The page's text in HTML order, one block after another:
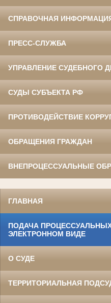
СПРАВОЧНАЯ
ПРЕСС-СЛУЖБА
УПРАВЛЕНИЕ СУДЕБНОГО
СУДЫ СУБЪЕКТА РФ
ПРОТИВОДЕЙСТВИЕ
ОБРАЩЕНИЯ ГРАЖДАН
ВНЕПРОЦЕССУАЛЬНЫЕ
ГЛАВНАЯ
ПОДАЧА
ЭЛЕКТРОННОМ ВИДЕ
О СУДЕ
ТЕРРИТОРИАЛЬНАЯ